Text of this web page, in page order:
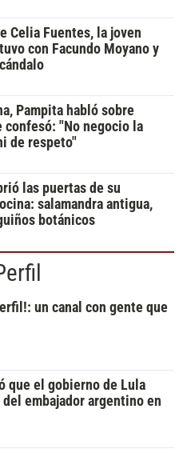
Celia Fuentes, la joven
con Facundo Moyano y
Pampita habló sobre
confesó: "No negocio la
de respeto"
las puertas de su
salamandra antigua,
botánicos
un canal con gente que
que el gobierno de Lula
embajador argentino en